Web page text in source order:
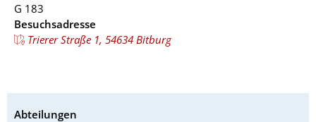
G 183
Besuchsadresse
Trierer Straße 1, 54634 Bitburg
Abteilungen